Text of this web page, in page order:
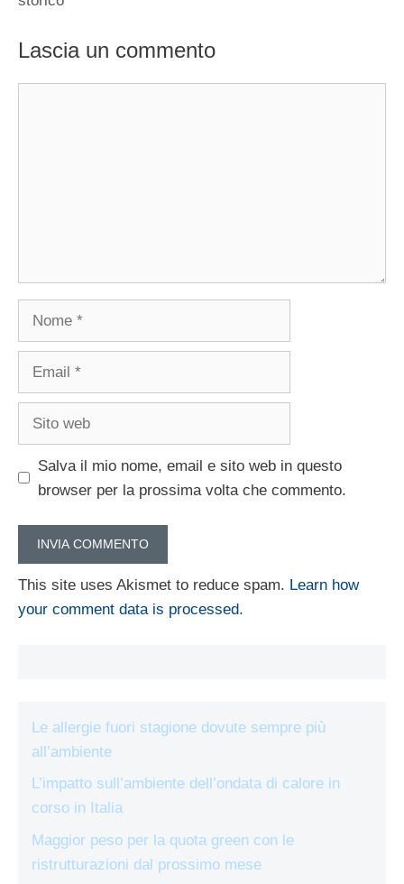
Lascia un commento
Salva il mio nome, email e sito web in questo
browser per la prossima volta che commento.
This site uses Akismet to reduce spam. Learn how
your comment data is processed.
Le allergie fuori stagione dovute sempre più
all’ambiente
L’impatto sull’ambiente dell’ondata di calore in
corso in Italia
Maggior peso per la quota green con le
ristrutturazioni dal prossimo mese